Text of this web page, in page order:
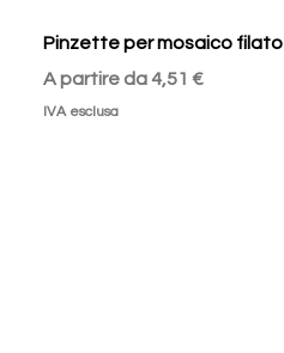
Pinzette per mosaico filato
A partire da4,51 €
Prezzo scontato
IVA esclusa